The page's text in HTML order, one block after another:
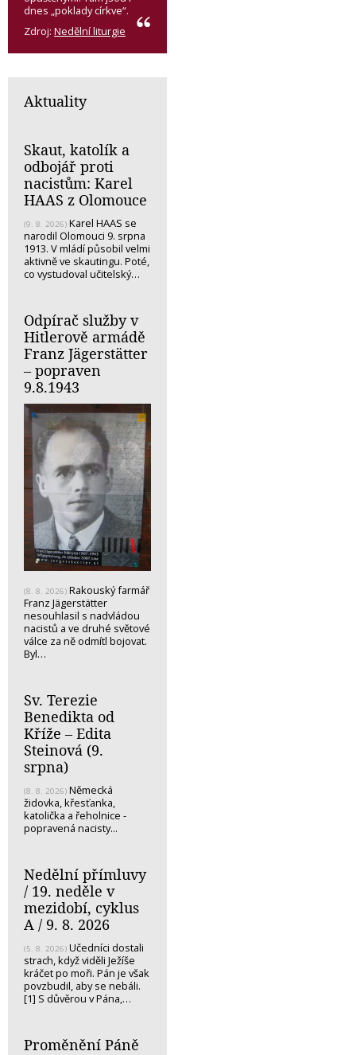
dnes „poklady církve“.
Zdroj: Nedělní liturgie
Aktuality
Skaut, katolík a
odbojář proti
nacistům: Karel
HAAS z Olomouce
(9. 8. 2026) Karel HAAS se
narodil Olomouci 9. srpna
1913. V mládí působil velmi
aktivně ve skautingu. Poté,
co vystudoval učitelský…
Odpírač služby v
Hitlerově armádě
Franz Jägerstätter
– popraven
9.8.1943
(8. 8. 2026) Rakouský farmář
Franz Jägerstätter
nesouhlasil s nadvládou
nacistů a ve druhé světové
válce za ně odmítl bojovat.
Byl…
Sv. Terezie
Benedikta od
Kříže – Edita
Steinová (9.
srpna)
(8. 8. 2026) Německá
židovka, křesťanka,
katolička a řeholnice -
popravená nacisty...
Nedělní přímluvy
/ 19. neděle v
mezidobí, cyklus
A / 9. 8. 2026
(5. 8. 2026) Učedníci dostali
strach, když viděli Ježíše
kráčet po moři. Pán je však
povzbudil, aby se nebáli.
[1] S důvěrou v Pána,…
Proměnění Páně